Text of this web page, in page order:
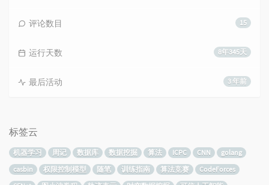
15
评论数目
8年345天
运行天数
3 年前
最后活动
标签云
机器学习 周记 数据库 数据挖掘 算法 ICPC CNN
golang
casbin
权限控制模型 随笔 训练指南 算法竞赛
CodeForces